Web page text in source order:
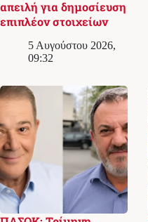
απειλή για δημοσίευση
επιπλέον στοιχείων
5 Αυγούστου 2026,
09:32